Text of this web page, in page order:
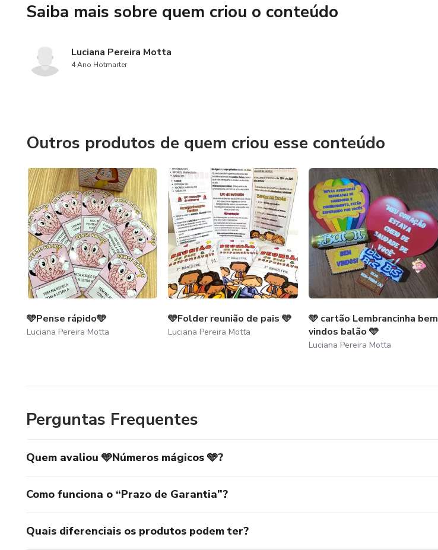
Saiba mais sobre quem criou o conteúdo
Luciana Pereira Motta
4 Ano Hotmarter
Outros produtos de quem criou esse conteúdo
🩵Pense rápido🩵
Luciana Pereira Motta
🩵Folder reunião de pais 🩵
Luciana Pereira Motta
🩵 cartão Lembrancinha bem
vindos balão 🩵
Luciana Pereira Motta
Perguntas Frequentes
Quem avaliou 🩵Números mágicos 🩵?
Como funciona o “Prazo de Garantia”?
Quais diferenciais os produtos podem ter?